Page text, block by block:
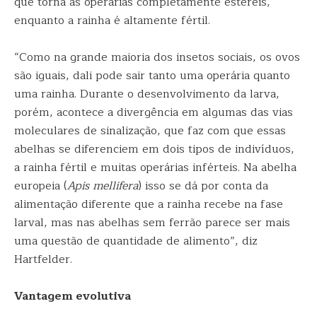
enquanto a rainha é altamente fértil.
“Como na grande maioria dos insetos sociais, os ovos
são iguais, dali pode sair tanto uma operária quanto
uma rainha. Durante o desenvolvimento da larva,
porém, acontece a divergência em algumas das vias
moleculares de sinalização, que faz com que essas
abelhas se diferenciem em dois tipos de indivíduos,
a rainha fértil e muitas operárias inférteis. Na abelha
europeia (Apis mellifera) isso se dá por conta da
alimentação diferente que a rainha recebe na fase
larval, mas nas abelhas sem ferrão parece ser mais
uma questão de quantidade de alimento”, diz
Hartfelder.
Vantagem evolutiva